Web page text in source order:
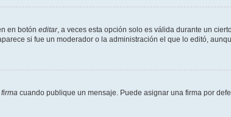
en botón editar, a veces esta opción solo es válida durante un
si fue un moderador o la administración el que lo editó,
cuando publique un mensaje. Puede asignar una firma por